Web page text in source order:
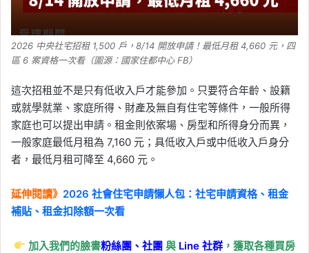
2026 中央社宅招租 1,500 戶，8/14 開放申請！最低月租 4,660 元，四
區 6 案資格一次看（圖源：國家住都中心 FB）
這次招租並不是只有低收入戶才能參加。只要符合年齡、設籍
或就學就業、家庭所得、財產及無自有住宅等條件，一般所得
家庭也可以提出申請。租金則依案場、房型和所得身分而異，
一般家庭最低月租為 7,160 元；具低收入戶或中低收入戶身分
者，最低月租可降至 4,660 元。
延伸閱讀》 2026 社會住宅申請懶人包：社宅申請資格、租金
補貼、租金扣除額一次看
加入我們的臉書粉絲團、社團與 Line社群 ，獲取各種買房